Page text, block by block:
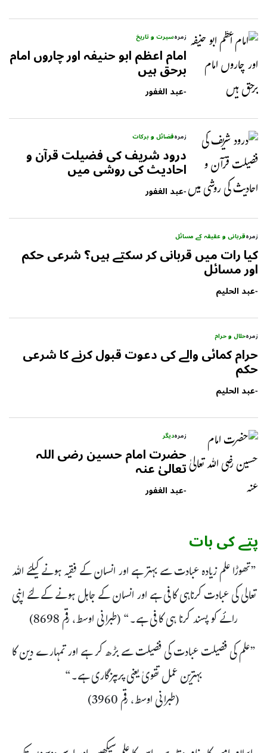
زمرہسیرت و تاریخ
امام اعظم ابو حنیفہ اور چاروں امام
برحق ہیں
-عبد الغفور
زمرہفضائل و برکات
درود شریف کی فضیلت قرآن و
احادیث کی روشی میں
-عبد الغفور
زمرہقربانی و عقیقہ کے مسائل
کیا رات میں قربانی کر سکتے ہیں؟ شرعی حکم
اور مسائل
-عبد الحلیم
زمرہحلال و حرام
حرام کمائی والے کی دعوت قبول کرنے کا شرعی
حکم
-عبد الحلیم
زمرہدیگر
حضرت امام حسین رضی اللہ
تعالیٰ عنہ
-عبد الغفور
پتے کی بات
”تھوڑا علم زیادہ عبادت سے بہتر ہے اور انسان کے فقیہ ہونے کیلئے اللہ
تعالی کی عبادت کرناہی کافی ہے اور انسان کے جاہل ہونے کے لئے اپنی
رائے کو پسند کرنا ہی کافی ہے۔“ (طبرانی اوسط، رقم 8698)
”علم کی فضیلت عبادت کی فضیلت سے بڑھ کر ہے اور تمہارے دین کا
بہترین عمل تقویٰ یعنی پرہیزگاری ہے۔“
(طبرانی اوسط، رقم 3960)